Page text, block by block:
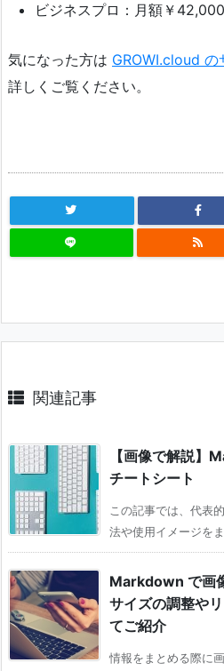
ビジネスプロ：月額￥
気になった方は GROWI.cloud の
詳しくご覧ください。
関連記事
【画像で解説】
チートシート
この記事では、代表
法や使用イメージを
Markdown で画
サイズの調整や
てご紹介
情報をまとめる際に